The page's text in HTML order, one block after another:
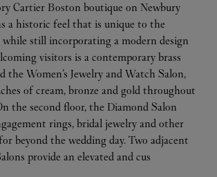
Cartier Boston boutique on Newbury
a historic feel that is unique to the
still incorporating a modern design
visitors is a contemporary brass
the Women’s Jewelry and Watch Salon,
of cream, bronze and gold throughout
the second floor, the Diamond Salon
rings, bridal jewelry and other
beyond the wedding day. Two adjacent
provide an elevated and cus